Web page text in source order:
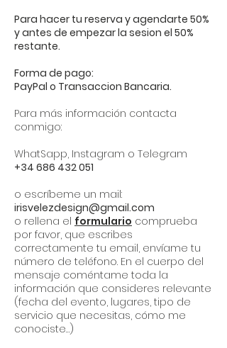
Para hacer tu reserva y agendarte 50%
y antes de empezar la sesion el 50%
restante.
Forma de pago:
PayPal o Transaccion Bancaria.
Para más información contacta
conmigo:
WhatSapp, Instagram o Telegram
+34 686 432 051
o escríbeme un mail:
irisvelezdesign@gmail.com
o rellena el formulario comprueba
por favor, que escribes
correctamente tu email, envíame tu
número de teléfono. En el cuerpo del
mensaje coméntame toda la
información que consideres relevante
(fecha del evento, lugares, tipo de
servicio que necesitas, cómo me
conociste…)